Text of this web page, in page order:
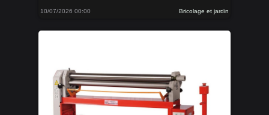
10/07/2026 00:00 Bricolage et jardin